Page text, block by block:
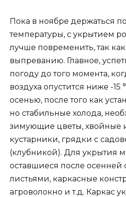
Пока в ноябре держаться
температуры, с укрытием
лучше повременить, так
выпреванию. Главное,
погоду до того момента,
воздуха опустится ниже -15
осенью, после того как
но стабильные холода,
зимующие цветы, хвойные
кустарники, грядки с
(клубникой). Для укрытия
оставшиеся после осенней
листьями, каркасные
агроволокно и т.д. Каркас